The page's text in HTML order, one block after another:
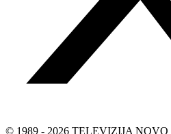
© 1989 - 2026 TELEVIZIJA NOVO